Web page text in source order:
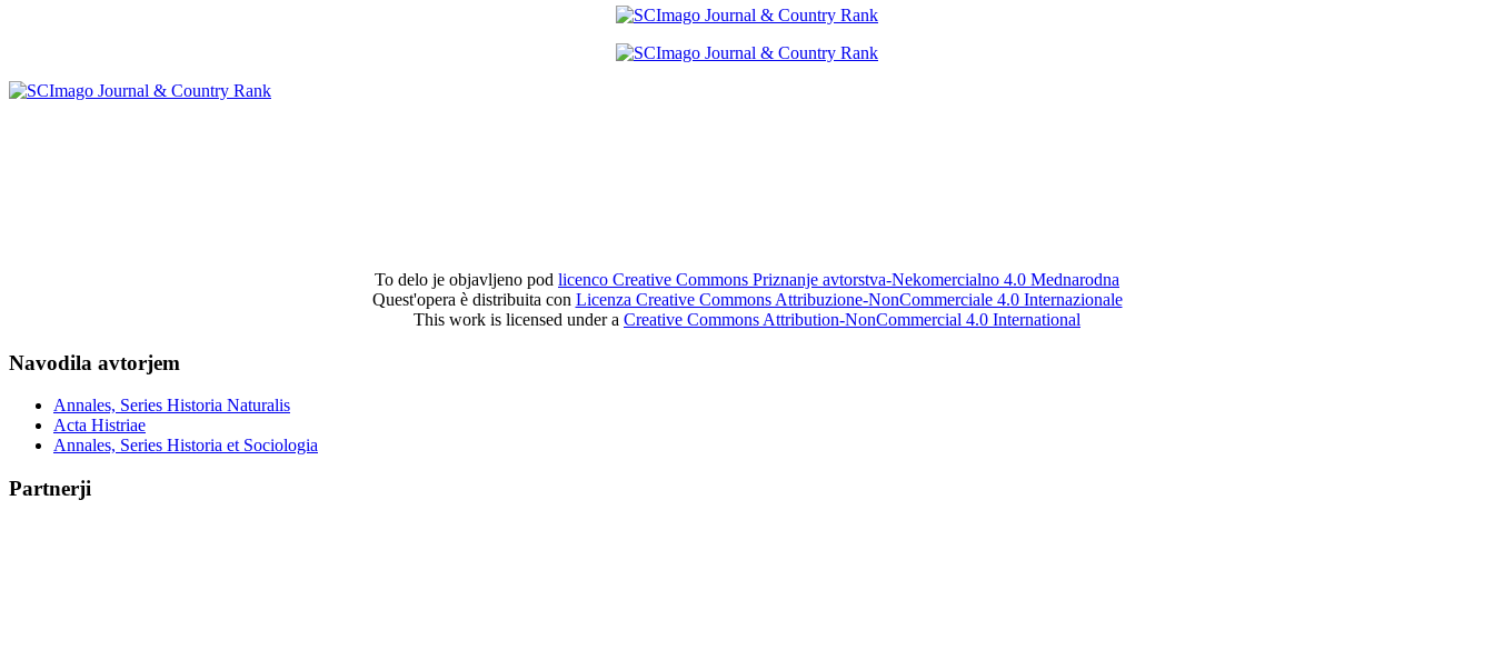
To delo je objavljeno pod licenco Creative Commons Priznanje avtorstva-Nekomercialno 4.0 Mednarodna
Quest'opera è distribuita con Licenza Creative Commons Attribuzione-NonCommerciale 4.0 Internazionale
This work is licensed under a Creative Commons Attribution-NonCommercial 4.0 International
Navodila avtorjem
Annales, Series Historia Naturalis
Acta Histriae
Annales, Series Historia et Sociologia
Partnerji